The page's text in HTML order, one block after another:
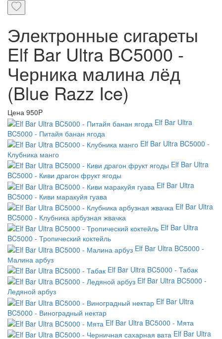
Электронные сигареты
Elf Bar Ultra BC5000 -
Черника малина лёд
(Blue Razz Ice)
Цена 950P
Elf Bar Ultra
BC5000 - Питайя банан ягода
Elf Bar Ultra BC5000 -
Клубника манго
Elf Bar Ultra
BC5000 - Киви драгон фрукт ягоды
Elf Bar Ultra
BC5000 - Киви маракуйя гуава
Elf Bar Ultra
BC5000 - Клубника арбузная жвачка
Elf Bar Ultra
BC5000 - Тропический коктейль
Elf Bar Ultra BC5000 -
Малина арбуз
Elf Bar Ultra BC5000 - Табак
Elf Bar Ultra BC5000 -
Ледяной арбуз
Elf Bar Ultra
BC5000 - Виноградный нектар
Elf Bar Ultra BC5000 - Мята
Elf Bar Ultra